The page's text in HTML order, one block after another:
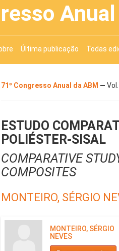
Última publicação Todas
71º Congresso Anual da ABM —
ESTUDO
POLIÉSTER-SISAL
COMPARATIVE
COMPOSITES
MONTEIRO, SÉRGIO
MONTEIRO, SÉRGIO
NEVES